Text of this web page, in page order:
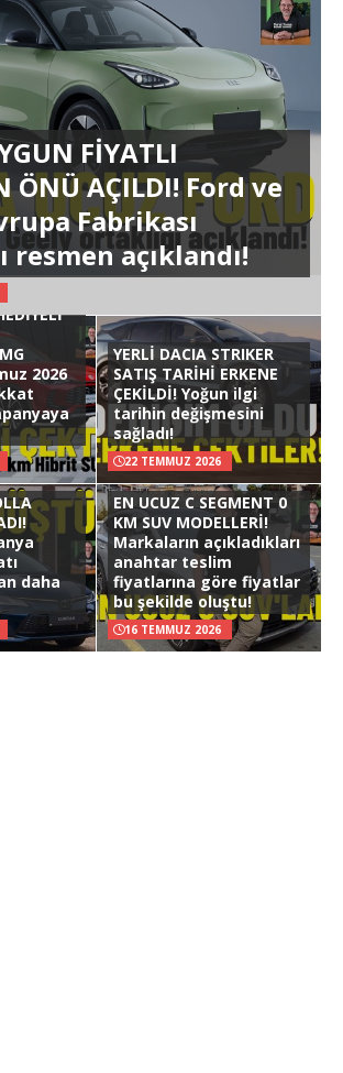
FİYATLI
ÖNÜ AÇILDI! Ford ve
Fabrikası
resmen açıklandı!
2026
YERLİ DACIA STRIKER
SATIŞ TARİHİ ERKENE
ÇEKİLDİ! Yoğun ilgi
tarihin değişmesini
sağladı!
22 TEMMUZ 2026
daha
EN UCUZ C SEGMENT 0
KM SUV MODELLERİ!
Markaların açıkladıkları
anahtar teslim
fiyatlarına göre fiyatlar
bu şekilde oluştu!
16 TEMMUZ 2026